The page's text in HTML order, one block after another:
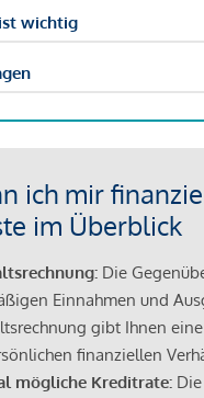
wichtig
ich mir
im Überblick
Die
Einnahmen und
gibt Ihnen
finanziellen
mögliche Kreditrate: